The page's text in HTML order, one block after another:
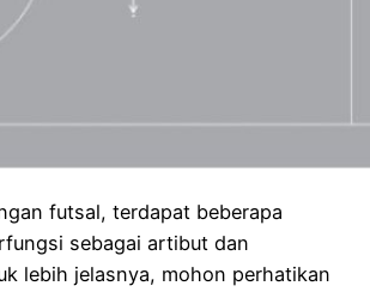
futsal, terdapat beberapa
sebagai artibut dan
lebih jelasnya, mohon perhatikan